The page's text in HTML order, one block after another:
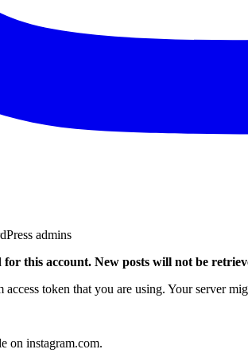
admins
this account. New posts will not be
token that you are using. Your server
on instagram.com.